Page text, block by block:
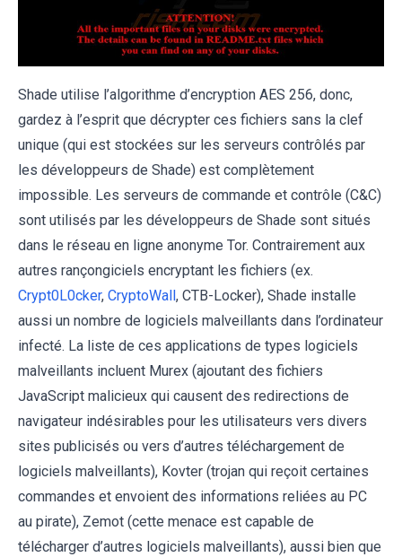
Shade utilise l’algorithme d’encryption AES 256, donc,
gardez à l’esprit que décrypter ces fichiers sans la clef
unique (qui est stockées sur les serveurs contrôlés par
les développeurs de Shade) est complètement
impossible. Les serveurs de commande et contrôle (C&C)
sont utilisés par les développeurs de Shade sont situés
dans le réseau en ligne anonyme Tor. Contrairement aux
autres rançongiciels encryptant les fichiers (ex.
Crypt0L0cker, CryptoWall, CTB-Locker), Shade installe
aussi un nombre de logiciels malveillants dans l’ordinateur
infecté. La liste de ces applications de types logiciels
malveillants incluent Murex (ajoutant des fichiers
JavaScript malicieux qui causent des redirections de
navigateur indésirables pour les utilisateurs vers divers
sites publicisés ou vers d’autres téléchargement de
logiciels malveillants), Kovter (trojan qui reçoit certaines
commandes et envoient des informations reliées au PC
au pirate), Zemot (cette menace est capable de
télécharger d’autres logiciels malveillants), aussi bien que